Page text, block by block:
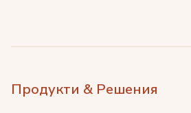
Продукти & Решения